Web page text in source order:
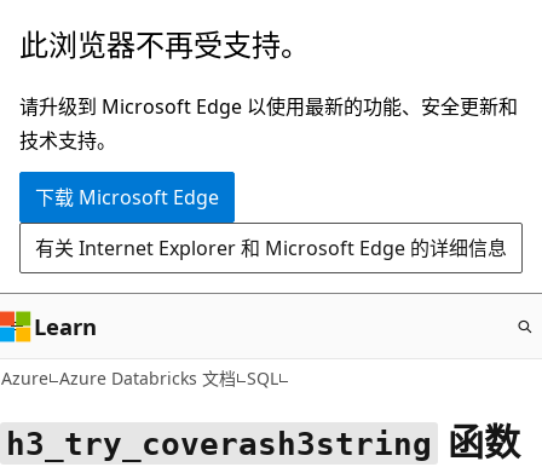
跳
主
要
内
此浏览器不再受支持。
请升级到 Microsoft Edge 以使用最新的功能、安全更新和
技术支持。
下载 Microsoft Edge
有关 Internet Explorer 和 Microsoft Edge 的详细信息
Learn
Azure Azure Databricks 文档 SQL
h3_try_coverash3string 函数